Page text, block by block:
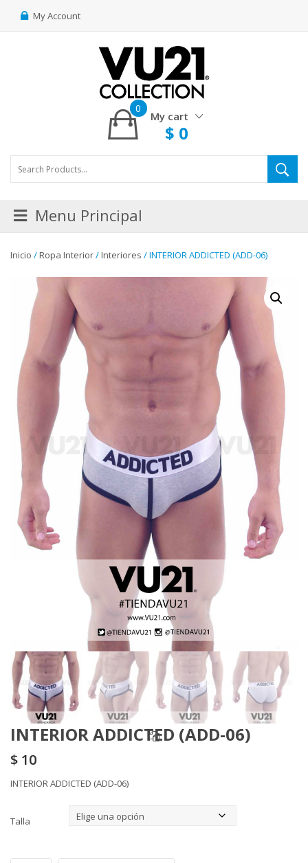
My Account
My cart
0
$ 0
Menu Principal
Inicio /Ropa Interior/Interiores / INTERIOR ADDICTED (ADD-06)
INTERIOR ADDICTED (ADD-06)
$ 10
INTERIOR ADDICTED (ADD-06)
Talla